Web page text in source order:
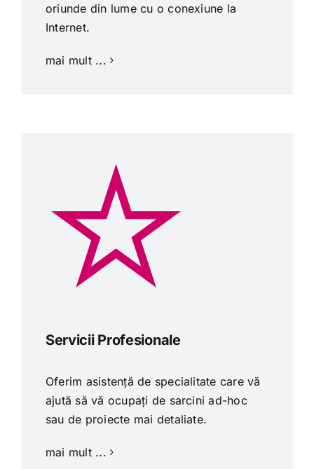
oriunde din lume cu o conexiune la
Internet.
mai mult ...
Servicii Profesionale
Oferim asistență de specialitate care vă
ajută să vă ocupați de sarcini ad-hoc
sau de proiecte mai detaliate.
mai mult ...